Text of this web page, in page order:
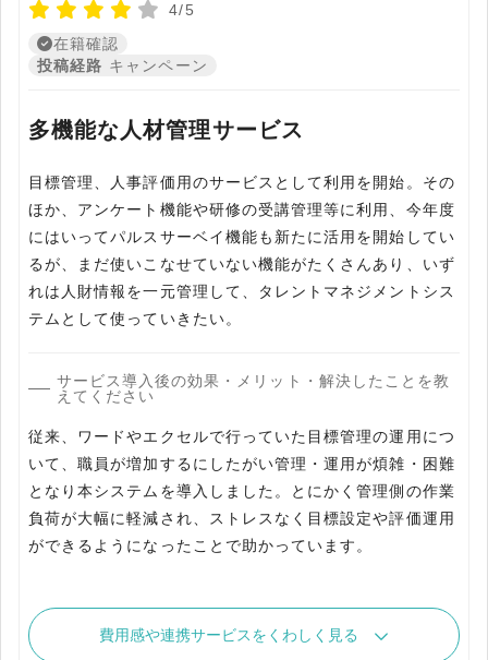
4/5
在籍確認
投稿経路 キャンペーン
多機能な人材管理サービス
目標管理、人事評価用のサービスとして利用を開始。その
ほか、アンケート機能や研修の受講管理等に利用、今年度
にはいってパルスサーベイ機能も新たに活用を開始してい
るが、まだ使いこなせていない機能がたくさんあり、いず
れは人財情報を一元管理して、タレントマネジメントシス
テムとして使っていきたい。
サービス導入後の効果・メリット・解決したことを教
えてください
従来、ワードやエクセルで行っていた目標管理の運用につ
いて、職員が増加するにしたがい管理・運用が煩雑・困難
となり本システムを導入しました。とにかく管理側の作業
負荷が大幅に軽減され、ストレスなく目標設定や評価運用
ができるようになったことで助かっています。
費用感や連携サービスをくわしく見る